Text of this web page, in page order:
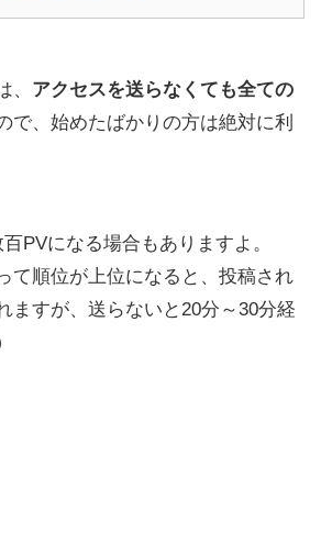
、 アクセスを送らなくても全ての
で、始めたばかりの方は絶対に利
PVになる場合もありますよ。
て順位が上位になると、投稿され
ますが、送らないと20分～30分経